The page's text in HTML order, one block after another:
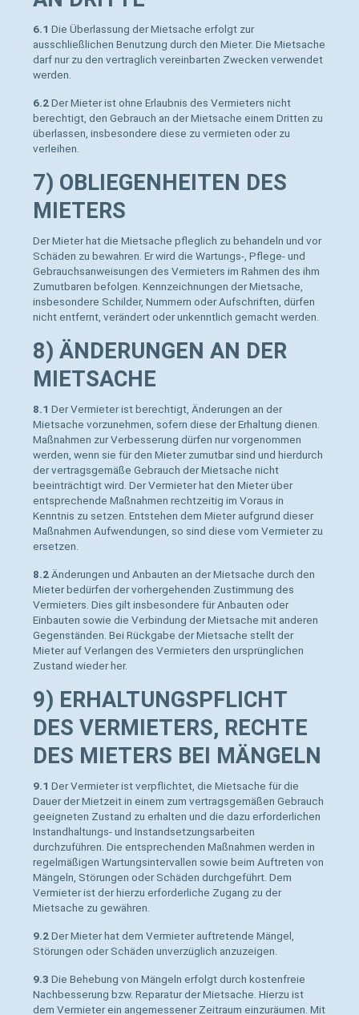
6.1 Die Überlassung der Mietsache erfolgt zur
ausschließlichen Benutzung durch den Mieter. Die Mietsache
darf nur zu den vertraglich vereinbarten Zwecken verwendet
werden.
6.2Der Mieter ist ohne Erlaubnis des Vermieters nicht
berechtigt, den Gebrauch an der Mietsache einem Dritten zu
überlassen, insbesondere diese zu vermieten oder zu
verleihen.
7) OBLIEGENHEITEN DES
MIETERS
Der Mieter hat die Mietsache pfleglich zu behandeln und vor
Schäden zu bewahren. Er wird die Wartungs-, Pflege- und
Gebrauchsanweisungen des Vermieters im Rahmen des ihm
Zumutbaren befolgen. Kennzeichnungen der Mietsache,
insbesondere Schilder, Nummern oder Aufschriften, dürfen
nicht entfernt, verändert oder unkenntlich gemacht werden.
8) ÄNDERUNGEN AN DER
MIETSACHE
8.1 Der Vermieter ist berechtigt, Änderungen an der
Mietsache vorzunehmen, sofern diese der Erhaltung dienen.
Maßnahmen zur Verbesserung dürfen nur vorgenommen
werden, wenn sie für den Mieter zumutbar sind und hierdurch
der vertragsgemäße Gebrauch der Mietsache nicht
beeinträchtigt wird. Der Vermieter hat den Mieter über
entsprechende Maßnahmen rechtzeitig im Voraus in
Kenntnis zu setzen. Entstehen dem Mieter aufgrund dieser
Maßnahmen Aufwendungen, so sind diese vom Vermieter zu
ersetzen.
8.2Änderungen und Anbauten an der Mietsache durch den
Mieter bedürfen der vorhergehenden Zustimmung des
Vermieters. Dies gilt insbesondere für Anbauten oder
Einbauten sowie die Verbindung der Mietsache mit anderen
Gegenständen. Bei Rückgabe der Mietsache stellt der
Mieter auf Verlangen des Vermieters den ursprünglichen
Zustand wieder her.
9) ERHALTUNGSPFLICHT
DES VERMIETERS, RECHTE
DES MIETERS BEI MÄNGELN
9.1 Der Vermieter ist verpflichtet, die Mietsache für die
Dauer der Mietzeit in einem zum vertragsgemäßen Gebrauch
geeigneten Zustand zu erhalten und die dazu erforderlichen
Instandhaltungs- und Instandsetzungsarbeiten
durchzuführen. Die entsprechenden Maßnahmen werden in
regelmäßigen Wartungsintervallen sowie beim Auftreten von
Mängeln, Störungen oder Schäden durchgeführt. Dem
Vermieter ist der hierzu erforderliche Zugang zu der
Mietsache zu gewähren.
9.2Der Mieter hat dem Vermieter auftretende Mängel,
Störungen oder Schäden unverzüglich anzuzeigen.
9.3 Die Behebung von Mängeln erfolgt durch kostenfreie
Nachbesserung bzw. Reparatur der Mietsache. Hierzu ist
dem Vermieter ein angemessener Zeitraum einzuräumen. Mit